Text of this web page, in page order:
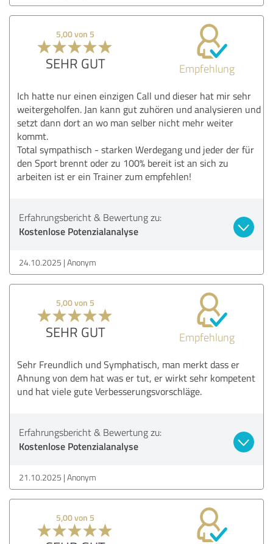
5,00 von 5
SEHR GUT Empfehlung
Ich hatte nur einen einzigen Call und dieser hat mir sehr
weitergeholfen. Jan kann gut zuhören und analysieren und
setzt dann dort an wo man selber nicht mehr weiter
kommt.
Total sympathisch - starken Werdegang und jeder der für
den Sport brennt oder zu 100% bereit ist an sich zu
arbeiten ist er ein Trainer zum empfehlen!
Erfahrungsbericht & Bewertung zu:
Kostenlose Potenzialanalyse
24.10.2025 Anonym
5,00 von 5
SEHR GUT Empfehlung
Sehr Freundlich und Symphatisch, man merkt dass er
Ahnung von dem hat was er tut, er wirkt sehr kompetent
und hat viele gute Verbesserungsvorschläge.
Erfahrungsbericht & Bewertung zu:
Kostenlose Potenzialanalyse
21.10.2025 Anonym
5,00 von 5